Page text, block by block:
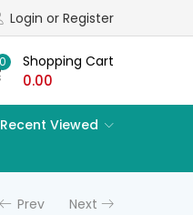
Login or Register
0 Shopping Cart
0.00
Recent Viewed
Prev Next